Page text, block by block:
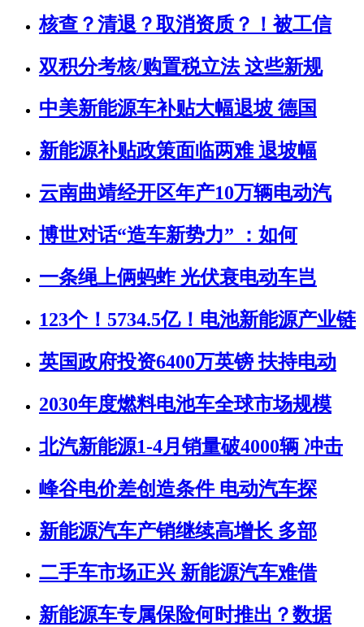
核查？清退？取消资质？！被工信
双积分考核/购置税立法 这些新规
中美新能源车补贴大幅退坡 德国
新能源补贴政策面临两难 退坡幅
云南曲靖经开区年产10万辆电动汽
博世对话“造车新势力” ：如何
一条绳上俩蚂蚱 光伏衰电动车岂
123个！5734.5亿！电池新能源产业链
英国政府投资6400万英镑 扶持电动
2030年度燃料电池车全球市场规模
北汽新能源1-4月销量破4000辆 冲击
峰谷电价差创造条件 电动汽车探
新能源汽车产销继续高增长 多部
二手车市场正兴 新能源汽车难借
新能源车专属保险何时推出？数据